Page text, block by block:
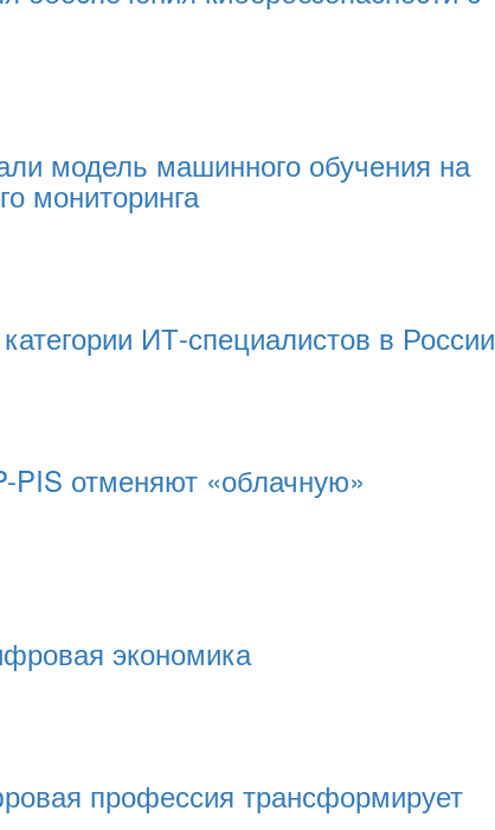
модель машинного обучения на
мониторинга
ИТ-специалистов в России
PIS отменяют «облачную»
экономика
профессия трансформирует